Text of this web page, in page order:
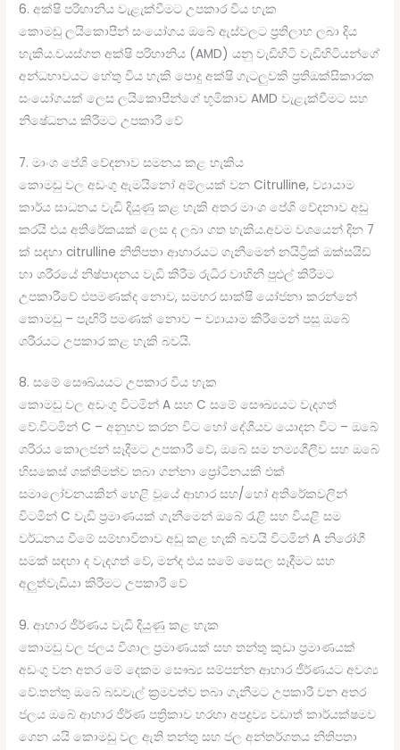
6. අක්ෂි පරිහානිය වැළැක්වීමට උපකාර විය හැක
කොමඩු ලයිකොපීන් සංයෝගය ඔබේ ඇස්වලට ප්‍රතිලාභ ලබා දිය
හැකිය.වයස්ගත අක්ෂි පරිහානිය (AMD) යනු වැඩිහිටි වැඩිහිටියන්ගේ
අන්ධභාවයට හේතු විය හැකි පොදු අක්ෂි ගැටලුවකි ප්‍රතිඔක්සිකාරක
සංයෝගයක් ලෙස ලයිකොපීන්ගේ භූමිකාව AMD වැළැක්වීමට සහ
නිෂේධනය කිරීමට උපකාරී වේ
7. මාංශ පේශි වේදනාව සමනය කළ හැකිය
කොමඩු වල අඩංගු ඇමයිනෝ අම්ලයක් වන Citrulline, ව්‍යායාම
කාර්ය සාධනය වැඩි දියුණු කළ හැකි අතර මාංශ පේශි වේදනාව අඩු
කරයි එය අතිරේකයක් ලෙස ද ලබා ගත හැකිය.අවම වශයෙන් දින 7
ක් සඳහා citrulline නිතිපතා ආහාරයට ගැනීමෙන් නයිට්‍රික් ඔක්සයිඩ්
හා ශරීරයේ නිෂ්පාදනය වැඩි කිරීම රුධිර වාහිනී පුළුල් කිරීමට
උපකාරීවේ එපමණක්ද නොව, සමහර සාක්ෂි යෝජනා කරන්නේ
කොමඩු – පැඟිරි පමණක් නොව – ව්‍යායාම කිරීමෙන් පසු ඔබේ
ශරීරයට උපකාර කළ හැකි බවයි.
8. සමේ සෞඛ්යයට උපකාර විය හැක
කොමඩු වල අඩංගු විටමින් A සහ ​​C සමේ සෞඛ්‍යයට වැදගත්
වේ.විටමින් C – අනුභව කරන විට හෝ දේශීයව යොදන විට – ඔබේ
ශරීරය කොලජන් සෑදීමට උපකාරී වේ, ඔබේ සම නම්‍යශීලීව සහ ඔබේ
හිසකෙස් ශක්තිමත්ව තබා ගන්නා ප්‍රෝටීනයකි එක්
සමාලෝචනයකින් හෙළි වූයේ ආහාර සහ/හෝ අතිරේකවලින්
විටමින් C වැඩි ප්‍රමාණයක් ගැනීමෙන් ඔබේ රැළි සහ වියළි සම
වර්ධනය වීමේ සම්භාවිතාව අඩු කළ හැකි බවයි විටමින් A නිරෝගී
සමක් සඳහා ද වැදගත් වේ, මන්ද එය සමේ සෛල සෑදීමට සහ
අලුත්වැඩියා කිරීමට උපකාරී වේ
9. ආහාර ජීර්ණය වැඩි දියුණු කළ හැක
කොමඩු වල ජලය විශාල ප්‍රමාණයක් සහ තන්තු කුඩා ප්‍රමාණයක්
අඩංගු වන අතර මේ දෙකම සෞඛ්‍ය සම්පන්න ආහාර ජීර්ණයට අවශ්‍ය
වේ.තන්තු ඔබේ බඩවැල් ක්‍රමවත්ව තබා ගැනීමට උපකාරී වන අතර
ජලය ඔබේ ආහාර ජීර්ණ පත්‍රිකාව හරහා අපද්‍රව්‍ය වඩාත් කාර්යක්ෂමව
ගෙන යයි කොමඩු වල ඇති තන්තු සහ ජල අන්තර්ගතය නිතිපතා